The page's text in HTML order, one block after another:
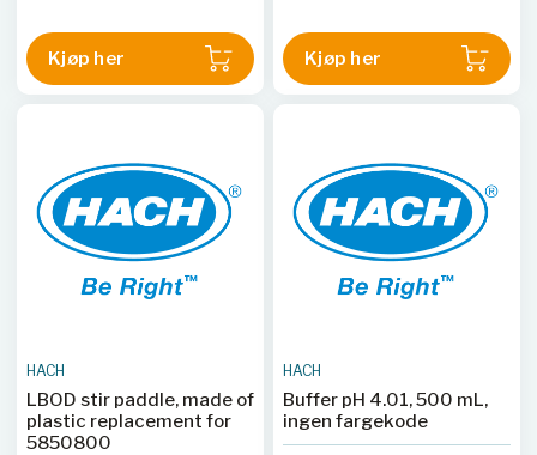
Kjøp her Kjøp her
HACH
LBOD stir paddle, made of
plastic replacement for
5850800
HACH
Buffer pH 4.01, 500 mL,
ingen fargekode